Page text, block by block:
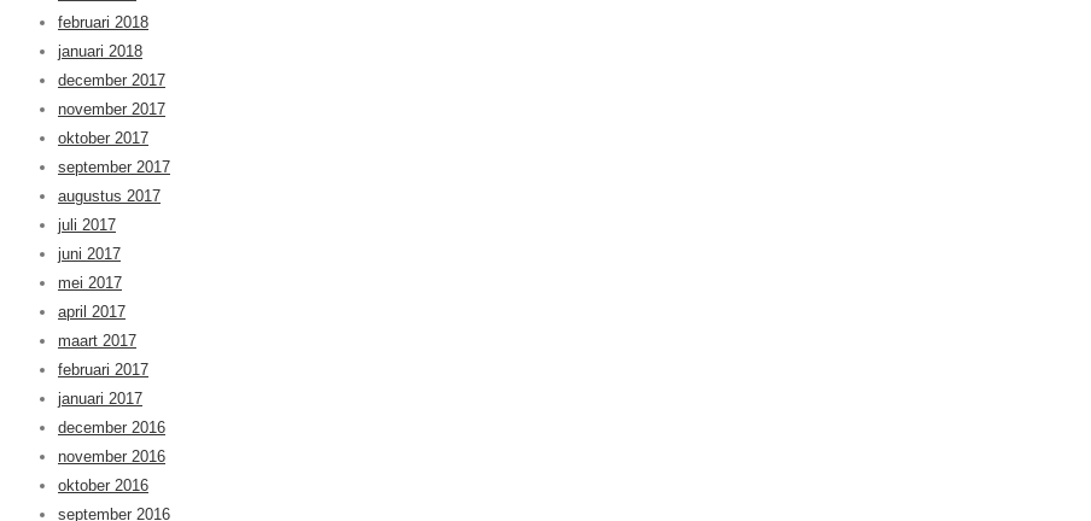
februari 2018
januari 2018
december 2017
november 2017
oktober 2017
september 2017
augustus 2017
juli 2017
juni 2017
mei 2017
april 2017
maart 2017
februari 2017
januari 2017
december 2016
november 2016
oktober 2016
september 2016